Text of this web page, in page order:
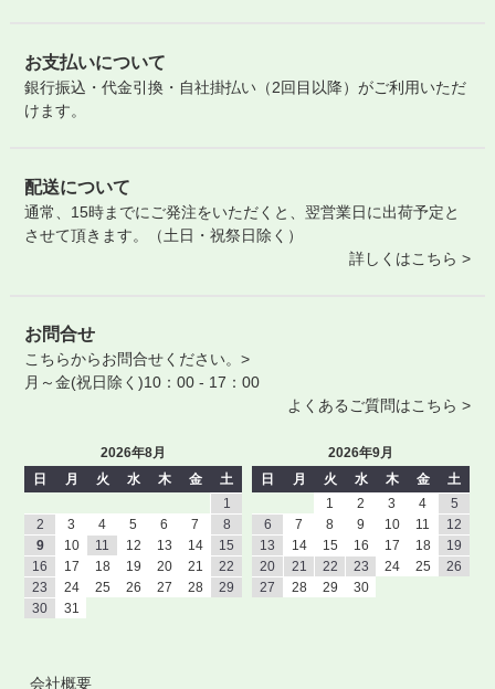
お支払いについて
銀行振込・代金引換・自社掛払い（2回目以降）がご利用いただ
けます。
配送について
通常、15時までにご発注をいただくと、翌営業日に出荷予定と
させて頂きます。（土日・祝祭日除く）
詳しくはこちら >
お問合せ
こちらからお問合せください。>
月～金(祝日除く)10：00 - 17：00
よくあるご質問はこちら >
2026年8月
日
月 火 水 木 金
土
1
2
3 4 5 6 7
8
9
10 11 12 13 14
15
16
17 18 19 20 21
22
23
24 25 26 27 28
29
30
31
2026年9月
日
月 火 水 木 金
土
1
2 3 4
5
6
7 8 9 10 11
12
13
14 15 16 17 18
19
20
21 22 23 24 25
26
27
28 29 30
会社概要